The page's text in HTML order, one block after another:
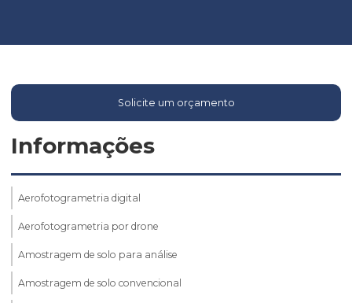
Solicite um orçamento
Informações
Aerofotogrametria digital
Aerofotogrametria por drone
Amostragem de solo para análise
Amostragem de solo convencional